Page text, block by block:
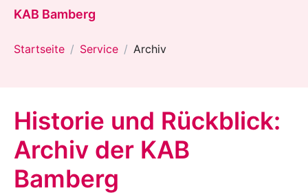
KAB Bamberg
Startseite Service Archiv
Historie und Rückblick:
Archiv der KAB
Bamberg